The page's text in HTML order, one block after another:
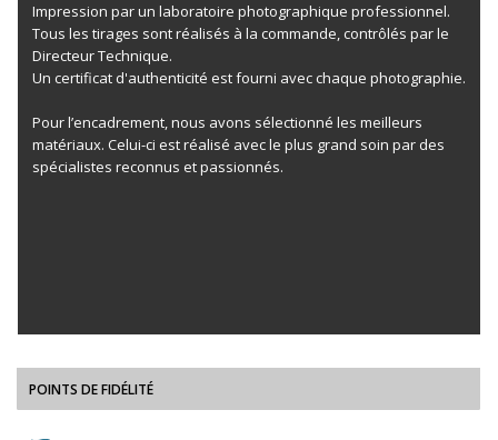
Impression par un laboratoire photographique professionnel.
Tous les tirages sont réalisés à la commande, contrôlés par le
Directeur Technique.
Un certificat d'authenticité est fourni avec chaque photographie.
Pour l’encadrement, nous avons sélectionné les meilleurs
matériaux. Celui-ci est réalisé avec le plus grand soin par des
spécialistes reconnus et passionnés.
POINTS DE FIDÉLITÉ